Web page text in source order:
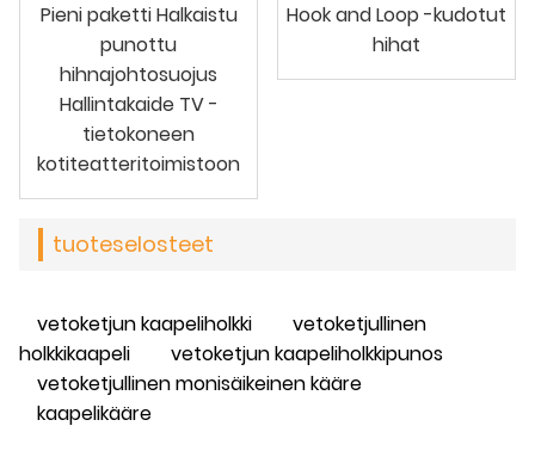
Pieni paketti Halkaistu
punottu
hihnajohtosuojus
Hallintakaide TV -
tietokoneen
kotiteatteritoimistoon
Hook and Loop -kudotut
hihat
tuoteselosteet
vetoketjun kaapeliholkki
vetoketjullinen
holkkikaapeli
vetoketjun kaapeliholkkipunos
vetoketjullinen monisäikeinen kääre
kaapelikääre